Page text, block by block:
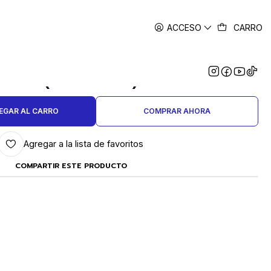
ACCESO CARRO
PARA CRISOL CM-
20A (1000 GRS.)
AL CARRO COMPRAR AHORA
Agregar a la lista de favoritos
COMPARTIR ESTE PRODUCTO